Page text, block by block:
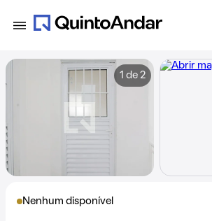
Nenhum disponível
1 de 2